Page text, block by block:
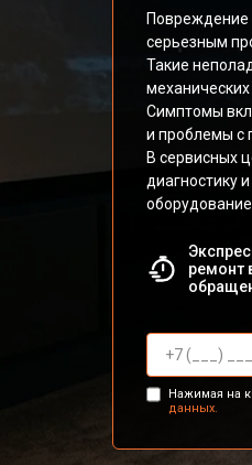
Повреждение
серьезным
Такие
Симптомы
и проблемы с
В сервисных
диагностику
оборудование.
ремонт
Нажимая на
данных.